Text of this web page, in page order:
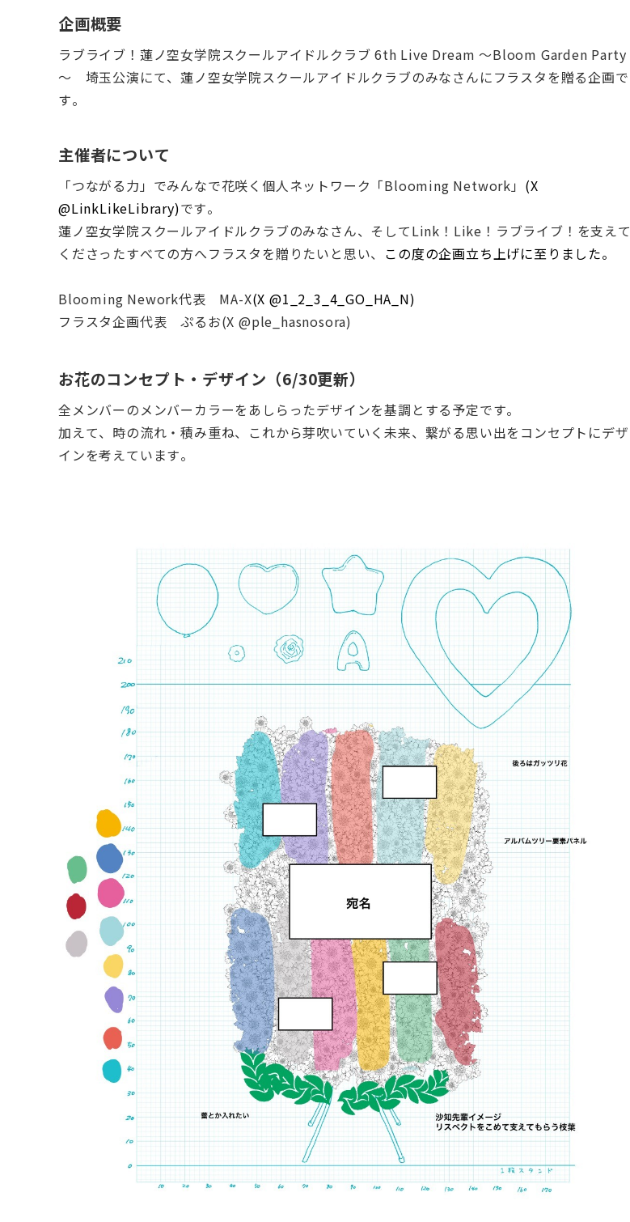
企画概要
ラブライブ！蓮ノ空女学院スクールアイドルクラブ 6th Live Dream ～Bloom Garden Party
～ 埼玉公演にて、蓮ノ空女学院スクールアイドルクラブのみなさんにフラスタを贈る企画で
す。
主催者について
「つながる力」でみんなで花咲く個人ネットワーク「Blooming Network」 (X
@LinkLikeLibrary)です。
蓮ノ空女学院スクールアイドルクラブのみなさん、そしてLink！Like！ラブライブ！を支えて
くださったすべての方へフラスタを贈りたいと思い、 この度の企画立ち上げに至りました。
Blooming Nework代表 MA-X(X @1_2_3_4_GO_HA_N)
フラスタ企画代表 ぷるお(X @ple_hasnosora)
お花のコンセプト・デザイン（6/30更新）
全メンバーのメンバーカラーをあしらったデザインを基調とする予定です。
加えて、時の流れ・積み重ね、これから芽吹いていく未来、繋がる思い出をコンセプトにデザ
インを考えています。